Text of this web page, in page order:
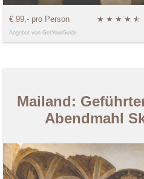
€ 99,- pro Person ★ ★ ★ ★ ★
☆
Angebot von GetYourGuide
Mailand:
Abendmahl